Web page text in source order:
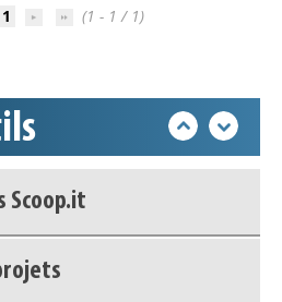
1 (1 - 1 / 1)
Scoop.it